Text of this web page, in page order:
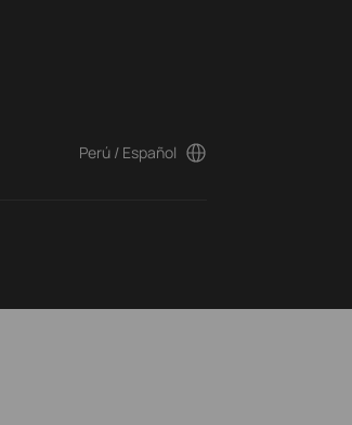
Perú / Español